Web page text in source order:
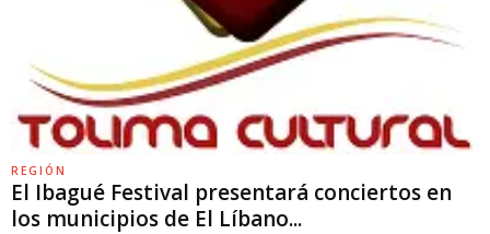
REGIÓN
El Ibagué Festival presentará conciertos en
los municipios de El Líbano...